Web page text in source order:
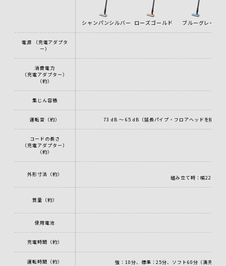
シャンパンシルバー ローズゴールド ブルーグレー
電源 （充電アダプタ
ー）
消費電力
（充電アダプター）
（約）
集じん容積
運転音（約） 73 dB ～ 65 dB（延長パイプ・フロアヘッドを接続し
コードの長さ
（充電アダプター）
（約）
外形寸法（約）
組み立て時：幅22 cm
質量（約）
使用電池
充電時間（約）
運転時間（約） 強：10分、標準：25分、ソフト60分（満充電時